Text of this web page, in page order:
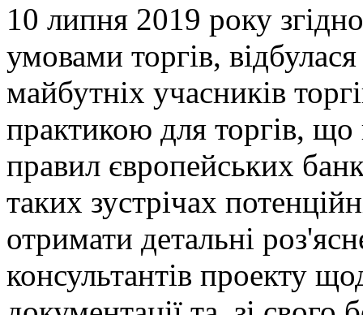
10 липня 2019 року
умовами торгів,
майбутніх учасників
практикою для торгів, що
правил європейських
таких зустрічах
отримати детальні
консультантів проекту